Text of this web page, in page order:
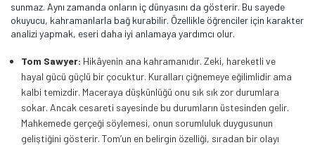
sunmaz. Aynı zamanda onların iç dünyasını da gösterir. Bu sayede
okuyucu, kahramanlarla bağ kurabilir. Özellikle öğrenciler için karakter
analizi yapmak, eseri daha iyi anlamaya yardımcı olur.
Tom Sawyer: Hikâyenin ana kahramanıdır. Zeki, hareketli ve
hayal gücü güçlü bir çocuktur. Kuralları çiğnemeye eğilimlidir ama
kalbi temizdir. Maceraya düşkünlüğü onu sık sık zor durumlara
sokar. Ancak cesareti sayesinde bu durumların üstesinden gelir.
Mahkemede gerçeği söylemesi, onun sorumluluk duygusunun
geliştiğini gösterir. Tom’un en belirgin özelliği, sıradan bir olayı